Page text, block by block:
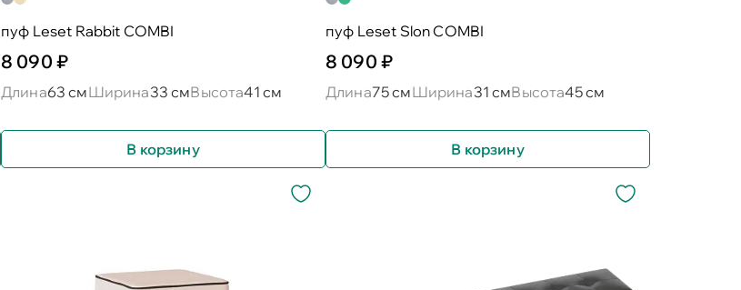
пуф Leset Rabbit COMBI
8 090 ₽
Длина63 смШирина33 смВысота41 см
В корзину
пуф Leset Slon COMBI
8 090 ₽
Длина75 смШирина31 смВысота45 см
В корзину